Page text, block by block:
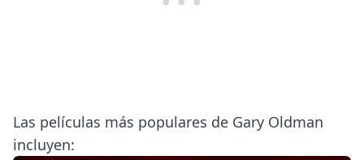
Las películas más populares de Gary Oldman
incluyen: